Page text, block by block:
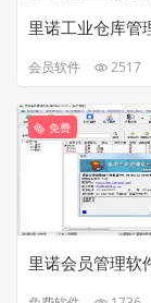
会员软件 2517
免费